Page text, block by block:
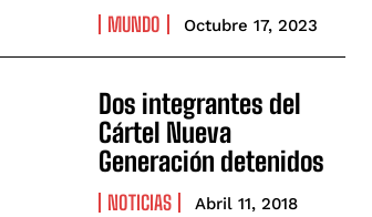
MUNDO Octubre 17, 2023
Dos integrantes del
Cártel Nueva
Generación detenidos
NOTICIAS Abril 11, 2018